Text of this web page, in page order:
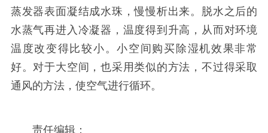
蒸发器表面凝结成水珠，慢慢析出来。脱水之后的
水蒸气再进入冷凝器，温度得到升高，从而对环境
温度改变得比较小。小空间购买除湿机效果非常
好。对于大空间，也采用类似的方法，不过得采取
通风的方法，使空气进行循环。
责任编辑：